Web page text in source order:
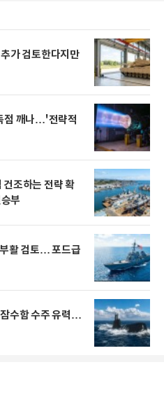
가 검토한다지만
점 깨나…'전략적
조하는 전략 확
부
활 검토… 포드급
수함 수주 유력…